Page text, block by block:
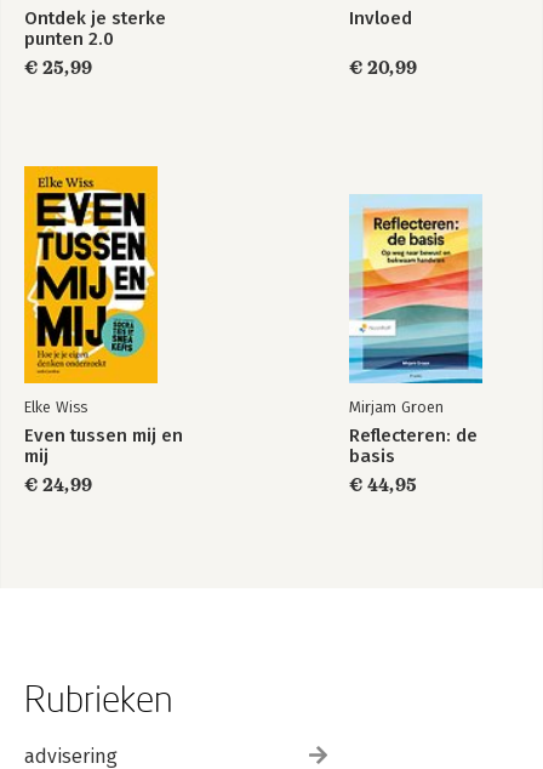
Ontdek je sterke
punten 2.0
€ 25,99
Invloed
€ 20,99
Elke Wiss
Even tussen mij en
mij
€ 24,99
Mirjam Groen
Reflecteren: de
basis
€ 44,95
Rubrieken
advisering